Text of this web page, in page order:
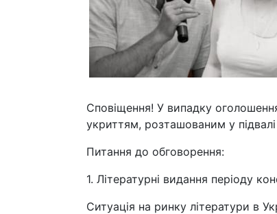
Сповіщення! У випадку
укриттям, розташованим у
Питання до обговорення:
1. Літературні видання періоду
Ситуація на ринку літератури в